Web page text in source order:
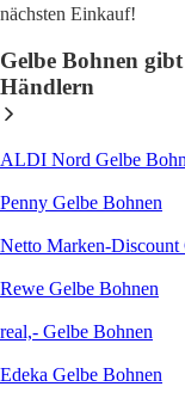
nächsten Einkauf!
Gelbe Bohnen
Händlern
ALDI Nord Gelbe
Penny Gelbe Bohnen
Netto Marken-Discount
Rewe Gelbe Bohnen
real,- Gelbe Bohnen
Edeka Gelbe Bohnen